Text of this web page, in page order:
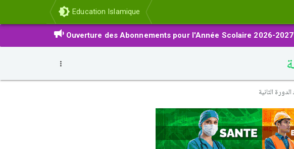
Education Islamique
Ouverture des Abonnements pour l'Année Scolaire 2026-2027